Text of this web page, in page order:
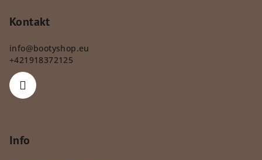
Kontakt
info@bootyshop.eu
+421918372125
Info